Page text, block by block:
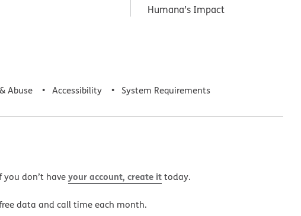
Humana’s Impact
Abuse Accessibility System Requirements
don’t haveyour account, create ittoday.
data and call time each month.